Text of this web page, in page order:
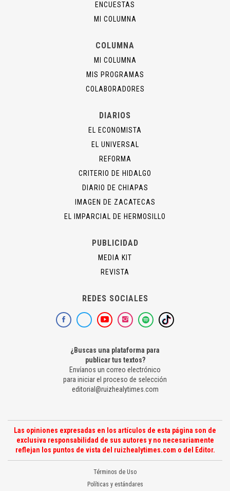
ENCUESTAS
MI COLUMNA
COLUMNA
MI COLUMNA
MIS PROGRAMAS
COLABORADORES
DIARIOS
EL ECONOMISTA
EL UNIVERSAL
REFORMA
CRITERIO DE HIDALGO
DIARIO DE CHIAPAS
IMAGEN DE ZACATECAS
EL IMPARCIAL DE HERMOSILLO
PUBLICIDAD
MEDIA KIT
REVISTA
REDES SOCIALES
¿Buscas una plataforma para
publicar tus textos?
Envíanos un correo electrónico
para iniciar el proceso de selección
editorial@ruizhealytimes.com
Las opiniones expresadas en los artículos de esta página son de
exclusiva responsabilidad de sus autores y no necesariamente
reflejan los puntos de vista del ruizhealytimes.com o del Editor.
Términos de Uso
Políticas y estándares